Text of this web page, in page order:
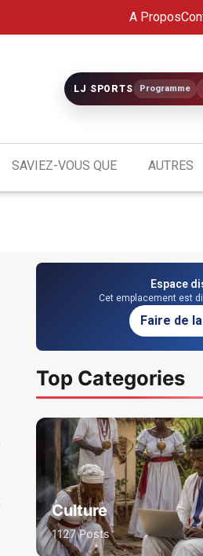
A Propos
LJ SPORTS Programme
SAVIEZ-VOUS QUE AUTRES
Espace
Cet emplacement est
Faire de
Top Categories
Culture
1127 Posts